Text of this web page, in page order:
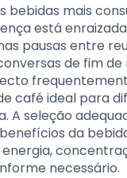
bebidas mais
está
pausas entre
de fim de
café ideal para
A seleção
da
necessário.